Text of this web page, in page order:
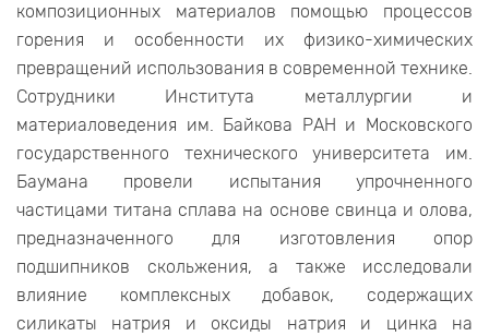
композиционных материалов помощью процессов
горения и особенности их физико-химических
превращений использования в современной технике.
Сотрудники Института металлургии и
материаловедения им. Байкова РАН и Московского
государственного технического университета им.
Баумана провели испытания упрочненного
частицами титана сплава на основе свинца и олова,
предназначенного для изготовления опор
подшипников скольжения, а также исследовали
влияние комплексных добавок, содержащих
силикаты натрия и оксиды натрия и цинка на